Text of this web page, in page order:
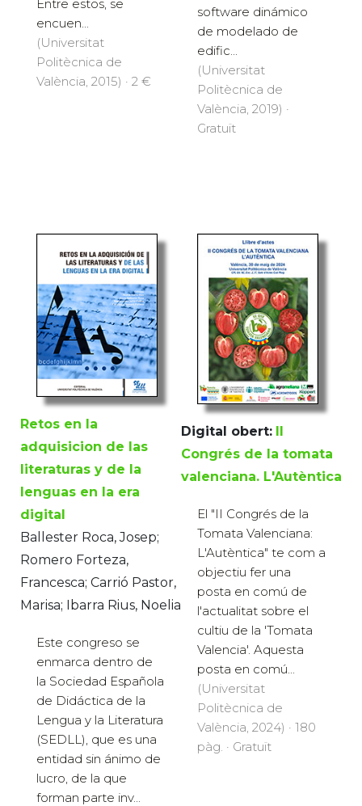
Entre estos, se
encuen...
(Universitat
Politècnica de
València, 2015) · 2 €
software dinámico
de modelado de
edific...
(Universitat
Politècnica de
València, 2019) ·
Gratuït
Retos en la
adquisicion de las
literaturas y de la
lenguas en la era
digital
Ballester Roca, Josep;
Romero Forteza,
Francesca; Carrió Pastor,
Marisa; Ibarra Rius, Noelia
Este congreso se
enmarca dentro de
la Sociedad Española
de Didáctica de la
Lengua y la Literatura
(SEDLL), que es una
entidad sin ánimo de
lucro, de la que
forman parte inv...
Digital obert:
Congrés de la tomata
valenciana. L'Autèntica
El "II Congrés de la
Tomata Valenciana:
L'Autèntica" te com a
objectiu fer una
posta en comú de
l'actualitat sobre el
cultiu de la 'Tomata
Valencia'. Aquesta
posta en comú...
(Universitat
Politècnica de
València, 2024) · 180
pàg. · Gratuït